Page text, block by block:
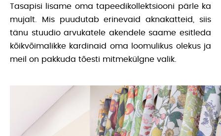
Tasapisi lisame oma tapeedikollektsiooni pärle ka
mujalt. Mis puudutab erinevaid aknakatteid, siis
tänu stuudio arvukatele akendele saame esitleda
kõikvõimalikke kardinaid oma loomulikus olekus ja
meil on pakkuda tõesti mitmekülgne valik.